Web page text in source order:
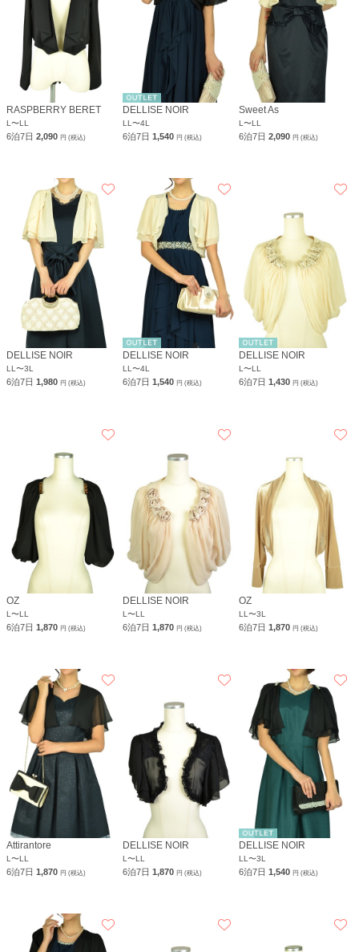
RASPBERRY BERET
L〜LL
6泊7日 2,090 円 (税込)
DELLISE NOIR
LL〜4L
6泊7日1,540円 (税込)
Sweet As
L〜LL
6泊7日2,090円 (税込)
DELLISE NOIR
LL〜3L
6泊7日 1,980 円 (税込)
DELLISE NOIR
LL〜4L
6泊7日1,540円 (税込)
DELLISE NOIR
L〜LL
6泊7日1,430円 (税込)
OZ
L〜LL
6泊7日 1,870 円 (税込)
DELLISE NOIR
L〜LL
6泊7日1,870円 (税込)
OZ
LL〜3L
6泊7日1,870円 (税込)
Attirantore
L〜LL
6泊7日 1,870 円 (税込)
DELLISE NOIR
L〜LL
6泊7日1,870円 (税込)
DELLISE NOIR
LL〜3L
6泊7日1,540円 (税込)